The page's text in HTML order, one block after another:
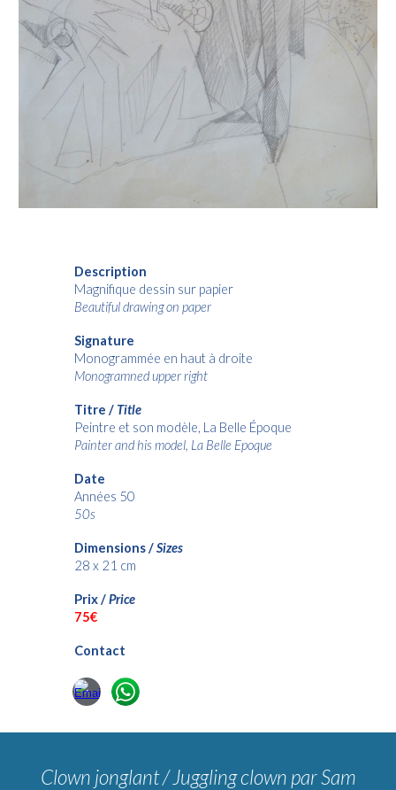
Description
Magnifique dessin sur papier
Beautiful drawing on paper
Signature
Monogrammée en haut à droite
Monogramned upper right
Titre / Title
Peintre et son modèle, La Belle Époque
Painter and his model, La Belle Epoque
Date
Années 50
50s
Dimensions /Sizes
28 x 21 cm
Prix /Price
75€
Contact
Clown jonglant / Juggling clown par Sam